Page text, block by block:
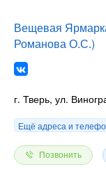
Вещевая
Романова О.С.)
г. Тверь, ул.
Ещё адреса и
Позвонить